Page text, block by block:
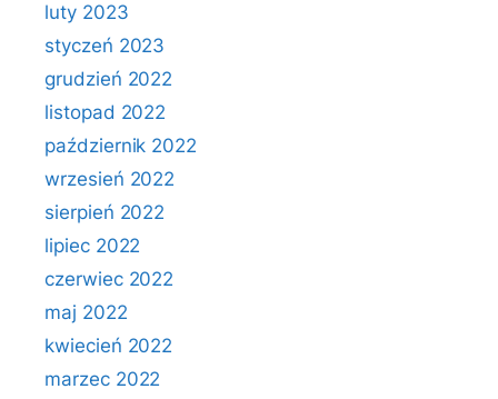
luty 2023
styczeń 2023
grudzień 2022
listopad 2022
październik 2022
wrzesień 2022
sierpień 2022
lipiec 2022
czerwiec 2022
maj 2022
kwiecień 2022
marzec 2022